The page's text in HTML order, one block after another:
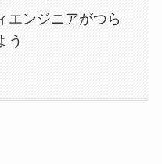
エンジニアがつら
う